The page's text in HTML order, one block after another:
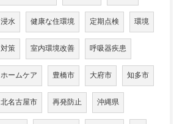
浸水 健康な住環境 定期点検 環境
対策 室内環境改善 呼吸器疾患
ホームケア 豊橋市 大府市 知多市
北名古屋市 再発防止 沖縄県